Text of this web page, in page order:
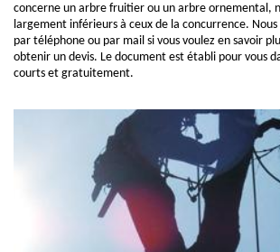
concerne un arbre fruitier ou un arbre ornemental,
largement inférieurs à ceux de la concurrence. Nous
par téléphone ou par mail si vous voulez en savoir
obtenir un devis. Le document est établi pour vous
courts et gratuitement.